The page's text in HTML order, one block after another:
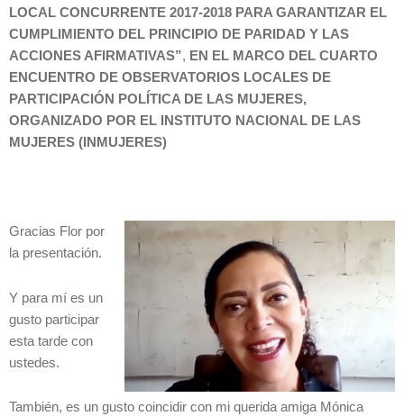
LOCAL CONCURRENTE 2017-2018 PARA GARANTIZAR EL
CUMPLIMIENTO DEL PRINCIPIO DE PARIDAD Y LAS
ACCIONES AFIRMATIVAS”, EN EL MARCO DEL CUARTO
ENCUENTRO DE OBSERVATORIOS LOCALES DE
PARTICIPACIÓN POLÍTICA DE LAS MUJERES,
ORGANIZADO POR EL INSTITUTO NACIONAL DE LAS
MUJERES (INMUJERES)
Gracias Flor por
la presentación.
Y para mí es un
gusto participar
esta tarde con
ustedes.
También, es un gusto coincidir con mi querida amiga Mónica